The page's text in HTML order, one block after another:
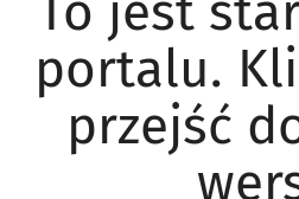
portalu.
przejść